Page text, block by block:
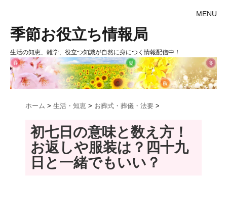
MENU
季節お役立ち情報局
生活の知恵、雑学、役立つ知識が自然に身につく情報配信中！
ホーム > 生活・知恵 > お葬式・葬儀・法要 >
初七日の意味と数え方！
お返しや服装は？四十九
日と一緒でもいい？